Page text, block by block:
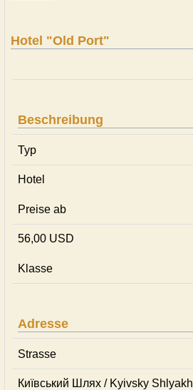
Hotel "Old Port"
Beschreibung
Typ
Hotel
Preise ab
56,00 USD
Klasse
Adresse
Strasse
Київський Шлях / Kyivsky Shlyakh